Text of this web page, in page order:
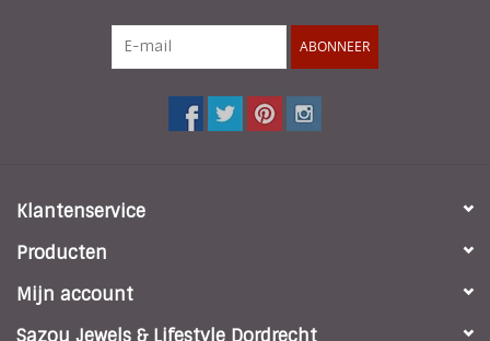
ABONNEER
Klantenservice
Producten
Mijn account
Sazou Jewels & Lifestyle Dordrecht